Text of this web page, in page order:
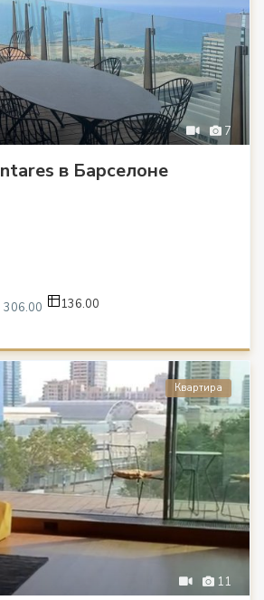
7
в Барселоне
306.00 136.00
11
Квартира